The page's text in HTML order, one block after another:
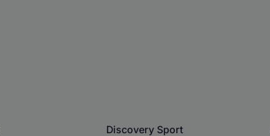
Discovery Sport